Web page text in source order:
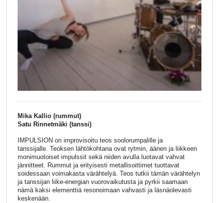
Mika Kallio (rummut)
Satu Rinnetmäki (tanssi)
IMPULSION on improvisoitu teos soolorumpalille ja
tanssijalle. Teoksen lähtökohtana ovat rytmin, äänen ja liikkeen
monimuotoiset impulssit sekä niiden avulla luotavat vahvat
jännitteet. Rummut ja erityisesti metallisoittimet tuottavat
soidessaan voimakasta värähtelyä. Teos tutkii tämän värähtelyn
ja tanssijan liike-energian vuorovaikutusta ja pyrkii saamaan
nämä kaksi elementtiä resonoimaan vahvasti ja läsnäolevasti
keskenään.